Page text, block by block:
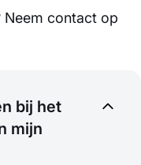
Neem contact op
bij het
mijn